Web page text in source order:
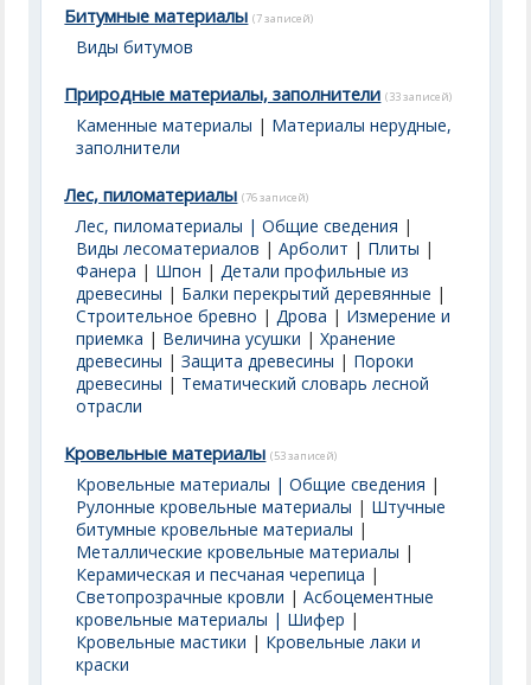
Битумные материалы (7 записей)
Виды битумов
Природные материалы, заполнители (33 записей)
Каменные материалы | Материалы нерудные,
заполнители
Лес, пиломатериалы (76 записей)
Лес, пиломатериалы | Общие сведения |
Виды лесоматериалов |Арболит | Плиты |
Фанера | Шпон |Детали профильные из
древесины | Балки перекрытий деревянные |
Строительное бревно |Дрова | Измерение и
приемка | Величина усушки |Хранение
древесины |Защита древесины | Пороки
древесины | Тематический словарь лесной
отрасли
Кровельные материалы (53 записей)
Кровельные материалы | Общие сведения |
Рулонные кровельные материалы | Штучные
битумные кровельные материалы |
Металлические кровельные материалы |
Керамическая и песчаная черепица |
Светопрозрачные кровли |Асбоцементные
кровельные материалы | Шифер |
Кровельные мастики | Кровельные лаки и
краски